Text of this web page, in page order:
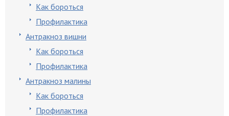
Как бороться
Профилактика
Антракноз вишни
Как бороться
Профилактика
Антракноз малины
Как бороться
Профилактика